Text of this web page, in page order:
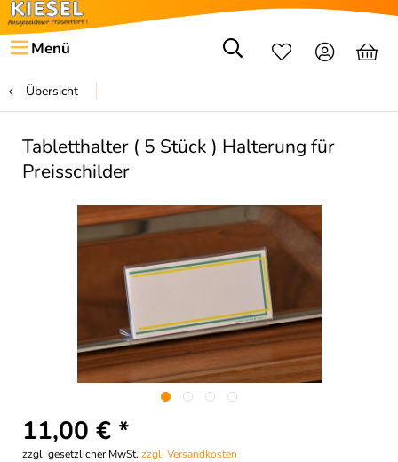
Menü
Übersicht
Tabletthalter ( 5 Stück ) Halterung für
Preisschilder
11,00 € *
zzgl. gesetzlicher MwSt. zzgl. Versandkosten